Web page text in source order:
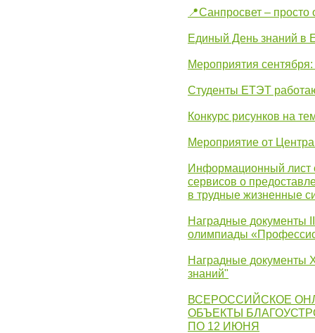
📍Санпросвет –
Единый День знаний в
Мероприятия
Студенты ЕТЭТ
Конкурс рисунков на
Мероприятие от
Информационный лист
сервисов о
в трудные жизненные
Наградные документы
олимпиады
Наградные документы
знаний"
ВСЕРОССИЙСКОЕ
ОБЪЕКТЫ
ПО 12 ИЮНЯ